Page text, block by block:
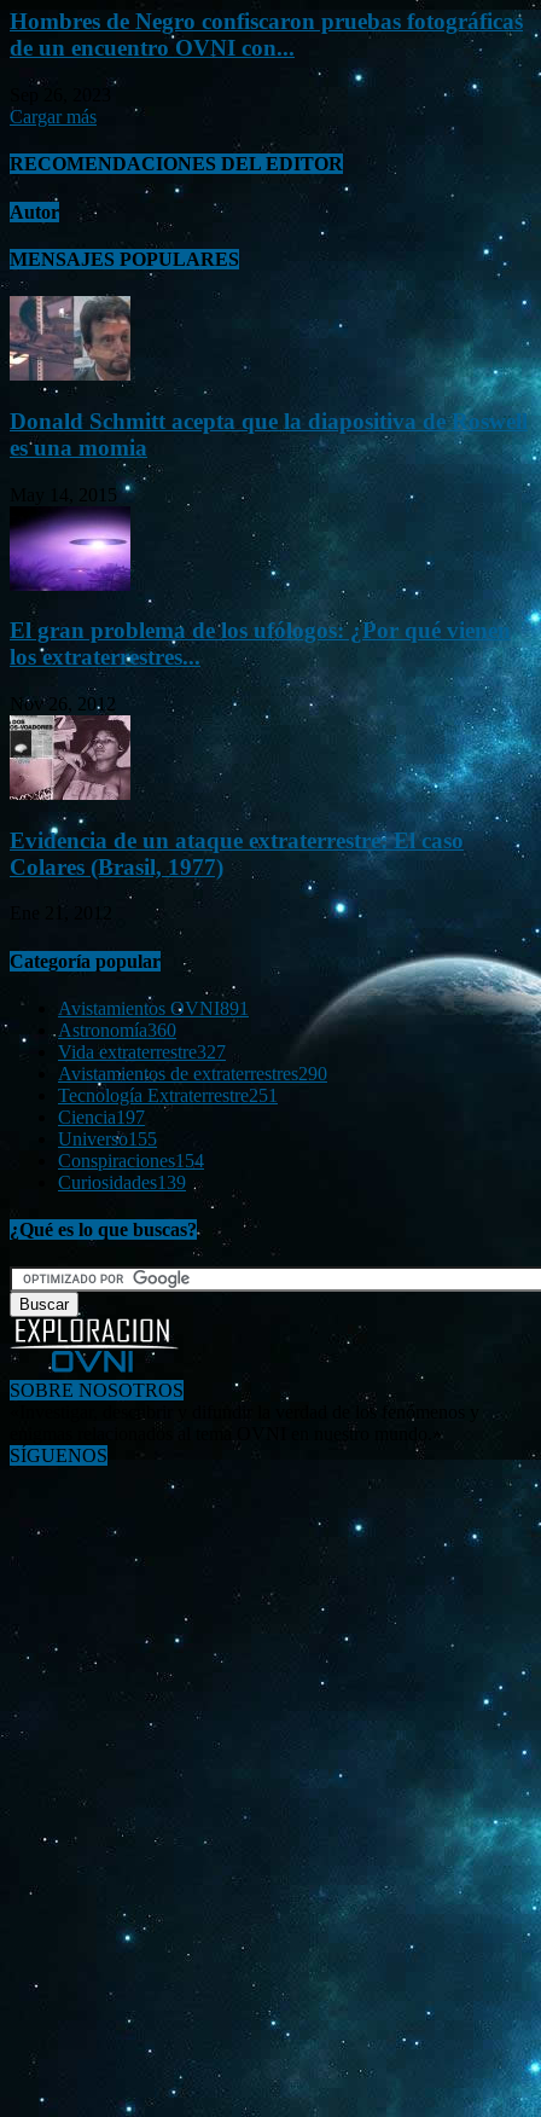
Hombres de Negro confiscaron pruebas fotográficas
de un encuentro OVNI con...
Cargar más
RECOMENDACIONES DEL EDITOR
Autor
MENSAJES POPULARES
Donald Schmitt acepta que la diapositiva de Roswell
es una momia
May 14, 2015
El gran problema de los ufólogos: ¿Por qué vienen
los extraterrestres...
Nov 26, 2012
Evidencia de un ataque extraterrestre: El caso
Colares (Brasil, 1977)
Categoría popular
Avistamientos OVNI891
Astronomía360
Vida extraterrestre327
Avistamientos de extraterrestres290
Tecnología Extraterrestre251
Ciencia197
Universo155
Conspiraciones154
Curiosidades139
¿Qué es lo que buscas?
SOBRE NOSOTROS
«Investigar, descubrir y difundir la verdad de los fenómenos y
enigmas relacionados al tema OVNI en nuestro mundo.»
SÍGUENOS